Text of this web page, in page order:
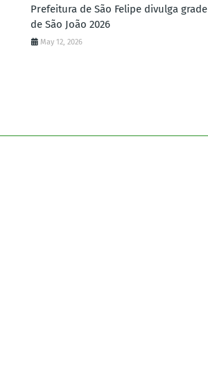
Prefeitura de São Felipe divulga grade
de São João 2026
May 12, 2026